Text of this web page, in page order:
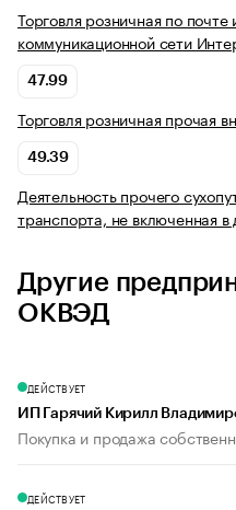
Торговля розничная по
коммуникационной сети
47.99
Торговля розничная прочая
49.39
Деятельность прочего
транспорта, не включенная в
Другие
ОКВЭД
ДЕЙСТВУЕТ
ИП Гарячий Кирилл
Покупка и продажа
ДЕЙСТВУЕТ